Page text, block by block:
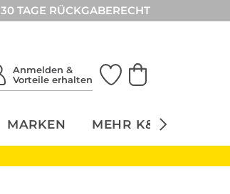
30 TAGE RÜCKGABERECHT
Anmelden &
Vorteile erhalten
MARKEN MEHR K&Ö